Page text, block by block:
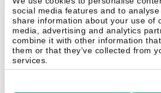
social media features and to
share information about your use of
media, advertising and analytics
combine it with other information
them or that they’ve collected from
services.
Threat Intelligence
Tutte le soluzioni
© 2026 AO Kaspersky Lab. Tutti i diritti riservati.
Policy anticorruzione
Contratto di licenza